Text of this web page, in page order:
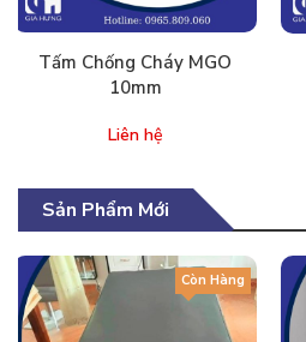
Tấm Chống Cháy MGO
10mm
Liên hệ
Sản Phẩm Mới
Còn Hàng